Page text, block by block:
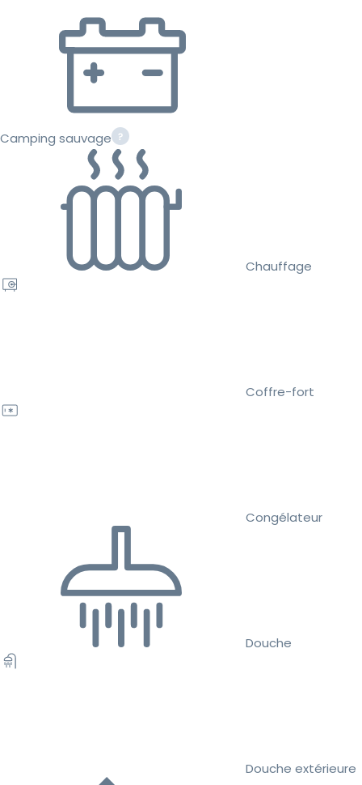
Camping sauvage
Chauffage
Coffre-fort
Congélateur
Douche
Douche extérieure